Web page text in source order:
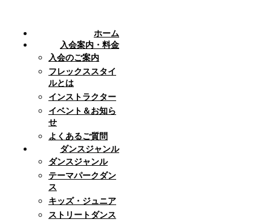
ホーム
入会案内・料金
入会のご案内
フレックススタイ
ルとは
インストラクター
イベント＆お知ら
せ
よくあるご質問
ダンスジャンル
ダンスジャンル
テーマパークダン
ス
キッズ・ジュニア
ストリートダンス